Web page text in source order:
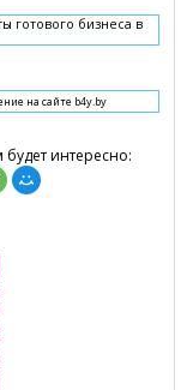
готового бизнеса в
на сайте b4y.by
интересно: